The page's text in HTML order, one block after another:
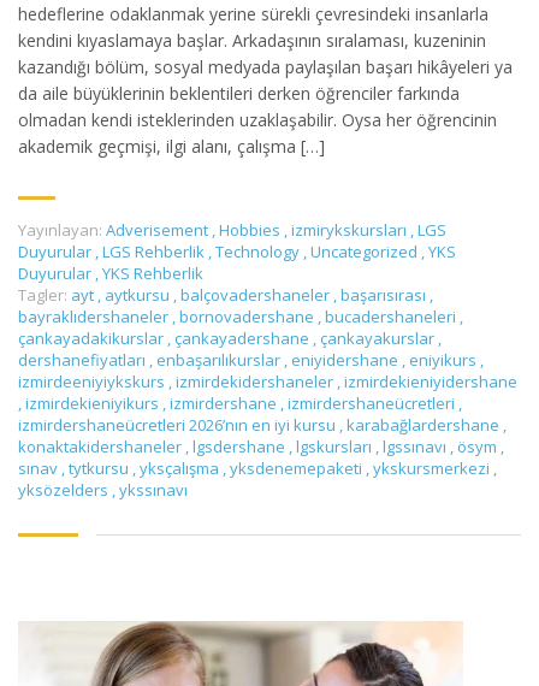
hedeflerine odaklanmak yerine sürekli çevresindeki insanlarla
kendini kıyaslamaya başlar. Arkadaşının sıralaması, kuzeninin
kazandığı bölüm, sosyal medyada paylaşılan başarı hikâyeleri ya
da aile büyüklerinin beklentileri derken öğrenciler farkında
olmadan kendi isteklerinden uzaklaşabilir. Oysa her öğrencinin
akademik geçmişi, ilgi alanı, çalışma […]
Yayınlayan: Adverisement ,Hobbies ,izmirykskursları ,LGS
Duyurular ,LGS Rehberlik ,Technology ,Uncategorized ,YKS
Duyurular ,YKS Rehberlik
Tagler: ayt , aytkursu ,balçovadershaneler ,başarısırası ,
bayraklıdershaneler ,bornovadershane ,bucadershaneleri ,
çankayadakikurslar , çankayadershane , çankayakurslar ,
dershanefiyatları , enbaşarılıkurslar , eniyidershane , eniyikurs ,
izmirdeeniyiykskurs ,izmirdekidershaneler ,izmirdekieniyidershane
,izmirdekieniyikurs ,izmirdershane ,izmirdershaneücretleri ,
izmirdershaneücretleri 2026’nın en iyi kursu ,karabağlardershane ,
konaktakidershaneler ,lgsdershane ,lgskursları ,lgssınavı , ösym ,
sınav ,tytkursu ,yksçalışma ,yksdenemepaketi ,ykskursmerkezi ,
yksözelders ,ykssınavı